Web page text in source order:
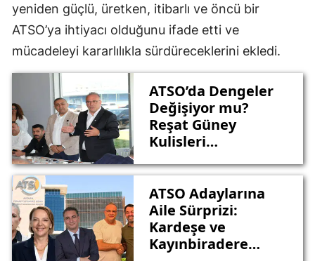
yeniden güçlü, üretken, itibarlı ve öncü bir
ATSO’ya ihtiyacı olduğunu ifade etti ve
mücadeleyi kararlılıkla sürdüreceklerini ekledi.
ATSO’da Dengeler
Değişiyor mu?
Reşat Güney
Kulisleri
ATSO Adaylarına
Aile Sürprizi:
Kardeşe ve
Kayınbiradere